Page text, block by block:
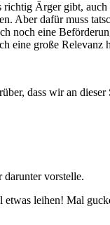
Ärger gibt,
Aber dafür muss
noch eine
eine große
dass wir an
vorstelle.
leihen! Mal